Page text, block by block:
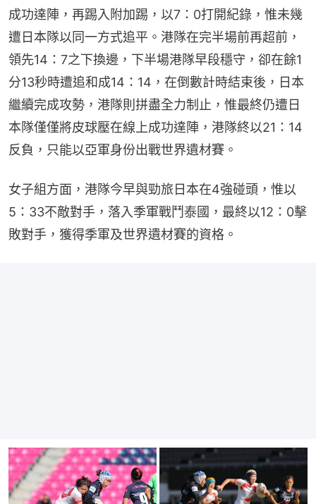
成功達陣，再踢入附加踢，以7：0打開紀錄，惟未幾
遭日本隊以同一方式追平。港隊在完半場前再超前，
領先14：7之下換邊，下半場港隊早段穩守，卻在餘1
分13秒時遭追和成14：14，在倒數計時結束後，日本
繼續完成攻勢，港隊則拼盡全力制止，惟最終仍遭日
本隊僅僅將皮球壓在線上成功達陣，港隊終以21：14
反負，只能以亞軍身份出戰世界遺材賽。
女子組方面，港隊今早與勁旅日本在4強碰頭，惟以
5：33不敵對手，落入季軍戰鬥泰國，最終以12：0擊
敗對手，獲得季軍及世界遺材賽的資格。